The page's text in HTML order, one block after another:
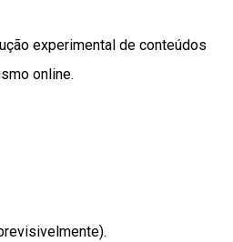
experimental de conteúdos
online.